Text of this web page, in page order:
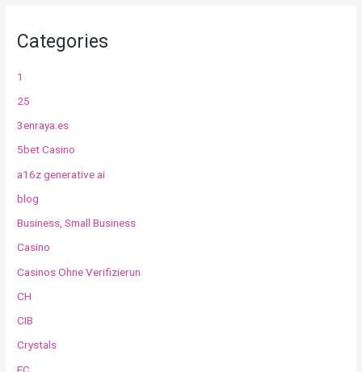
Categories
1
25
3enraya.es
5bet Casino
a16z generative ai
blog
Business, Small Business
Casino
Casinos Ohne Verifizierun
CH
CIB
Crystals
EC